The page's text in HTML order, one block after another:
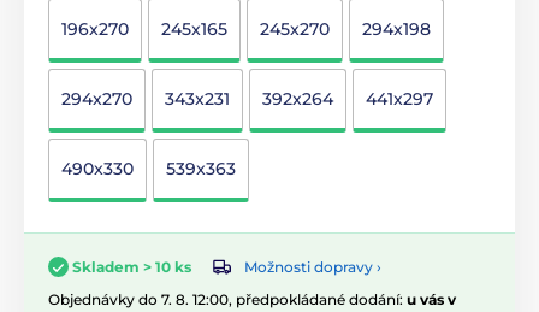
196x270 245x165 245x270 294x198
294x270 343x231 392x264 441x297
490x330 539x363
Skladem > 10 ks
Možnosti dopravy ›
Objednávky do 7. 8. 12:00, předpokládané dodání: u vás v